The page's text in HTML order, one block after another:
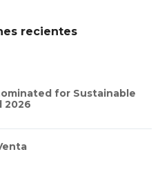
recientes
for Sustainable
2026